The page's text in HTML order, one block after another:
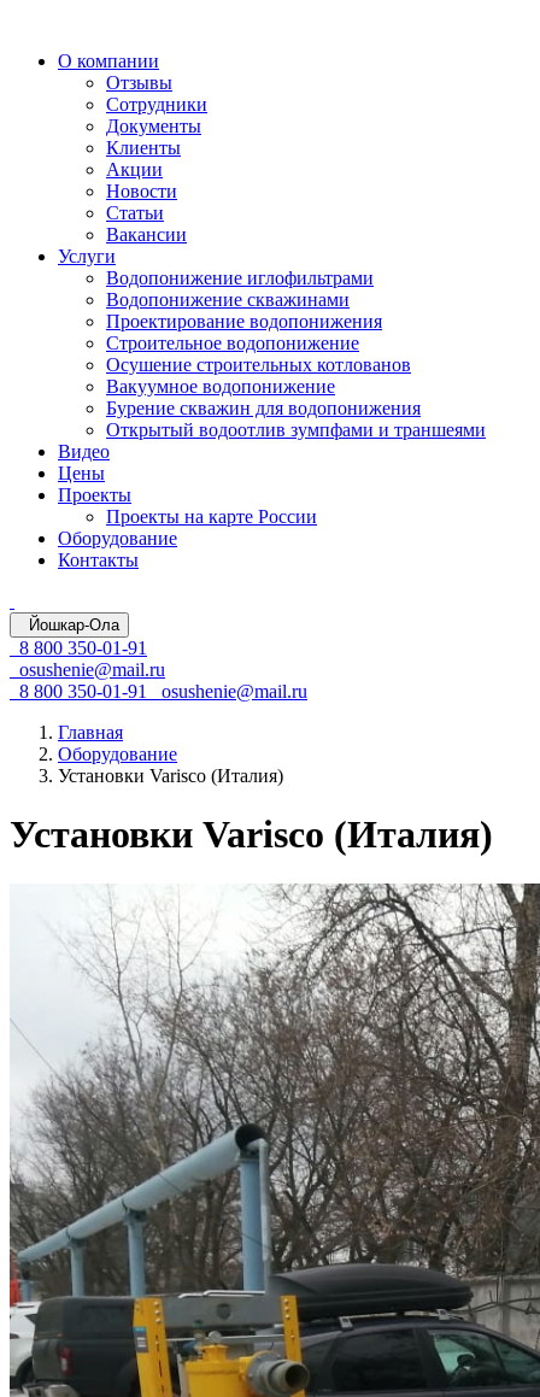
О компании
Отзывы
Сотрудники
Документы
Клиенты
Акции
Новости
Статьи
Вакансии
Услуги
Водопонижение иглофильтрами
Водопонижение скважинами
Проектирование водопонижения
Строительное водопонижение
Осушение строительных котлованов
Вакуумное водопонижение
Бурение скважин для водопонижения
Открытый водоотлив зумпфами и траншеями
Видео
Цены
Проекты
Проекты на карте России
Оборудование
Контакты
Йошкар-Ола
8 800 350-01-91
osushenie@mail.ru
8 800 350-01-91
osushenie@mail.ru
Главная
Оборудование
Установки Varisco (Италия)
Установки Varisco (Италия)